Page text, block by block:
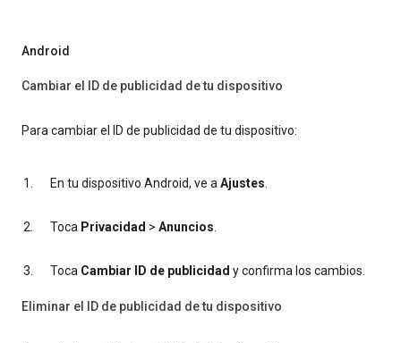
Android
Cambiar el ID de publicidad de tu dispositivo
Para cambiar el ID de publicidad de tu dispositivo:
En tu dispositivo Android, ve aAjustes.
Toca Privacidad > Anuncios.
Toca Cambiar ID de publicidad y confirma los cambios.
Eliminar el ID de publicidad de tu dispositivo